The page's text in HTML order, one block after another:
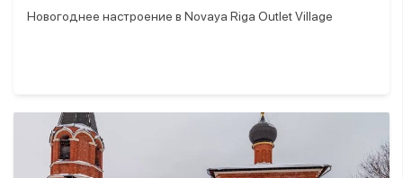
Новогоднее настроение в Novaya Riga Outlet Village